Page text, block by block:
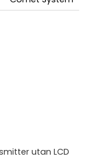
utan LCD